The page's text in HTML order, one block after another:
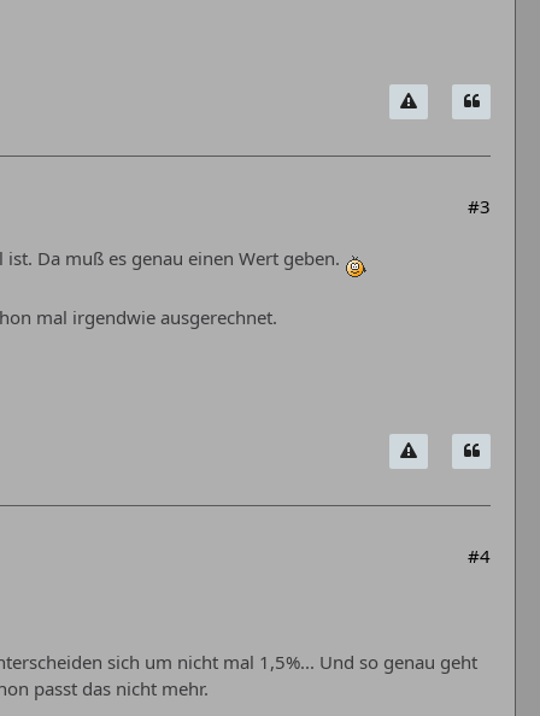
#3
Da muß es genau einen Wert geben.
mal irgendwie ausgerechnet.
#4
sich um nicht mal 1,5%... Und so genau geht
passt das nicht mehr.